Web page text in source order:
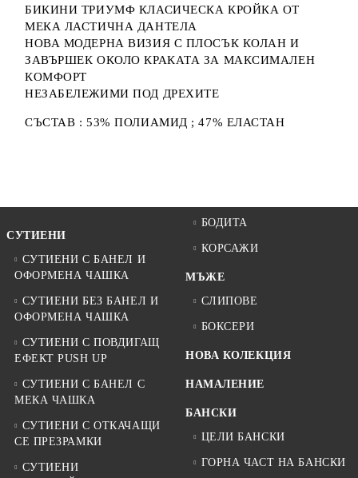
БИКИНИ ТРИУМФ КЛАСИЧЕСКА КРОЙКА ОТ
МЕКА ЛАСТИЧНА ДАНТЕЛА
НОВА МОДЕРНА ВИЗИЯ С ПЛОСЪК КОЛАН И
ЗАВЪРШЕК ОКОЛО КРАКАТА ЗА МАКСИМАЛЕН
КОМФОРТ
НЕЗАБЕЛЕЖИМИ ПОД ДРЕХИТЕ
СЪСТАВ : 53% ПОЛИАМИД ; 47% ЕЛАСТАН
СУТИЕНИ
СУТИЕНИ С БАНЕЛ И
ОФОРМЕНА ЧАШКА
СУТИЕНИ БЕЗ БАНЕЛ И
ОФОРМЕНА ЧАШКА
СУТИЕНИ С ПОВДИГАЩ
ЕФЕКТ PUSH UP
СУТИЕНИ С БАНЕЛ С
МЕКА ЧАШКА
СУТИЕНИ С ОТКАЧАЩИ
СЕ ПРЕЗРАМКИ
СУТИЕНИ
БОДИТА
КОРСАЖИ
МЪЖЕ
СЛИПОВЕ
БОКСЕРИ
НОВА КОЛЕКЦИЯ
НАМАЛЕНИЕ
БАНСКИ
ЦЕЛИ БАНСКИ
ГОРНА ЧАСТ НА БАНСКИ